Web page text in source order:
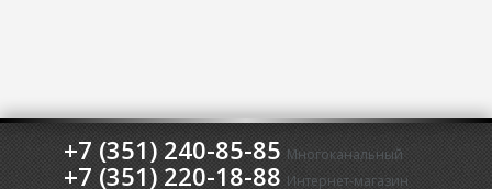
+7 (351) 240-85-85 Многоканальный
+7 (351) 220-18-88 Интернет-магазин